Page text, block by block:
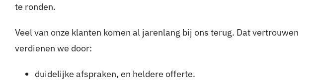
te ronden.
Veel van onze klanten komen al jarenlang bij ons terug. Dat vertrouwen
verdienen we door:
duidelijke afspraken, en heldere offerte.